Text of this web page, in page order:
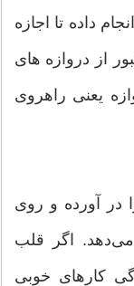
داده تا اجازه
از دروازه های
یعنی راهروی
در آورده و روی
اگر قلب
كارهای خوبی